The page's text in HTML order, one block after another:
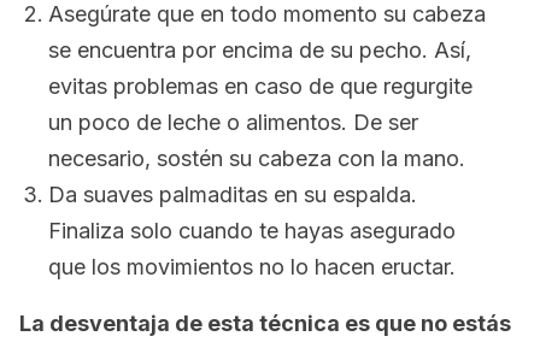
Asegúrate que en todo momento su cabeza
se encuentra por encima de su pecho. Así,
evitas problemas en caso de que regurgite
un poco de leche o alimentos. De ser
necesario, sostén su cabeza con la mano.
Da suaves palmaditas en su espalda.
Finaliza solo cuando te hayas asegurado
que los movimientos no lo hacen eructar.
La desventaja de esta técnica es que no estás